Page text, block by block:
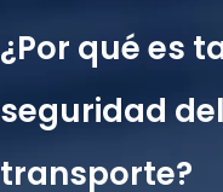
¿Por qué es
seguridad
transporte?